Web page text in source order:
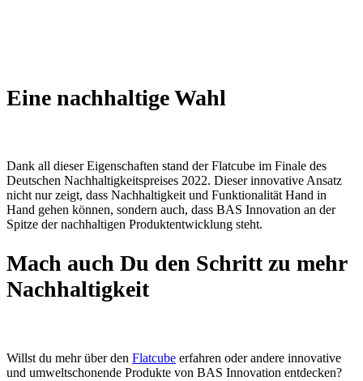
Eine nachhaltige Wahl
Dank all dieser Eigenschaften stand der Flatcube im Finale des
Deutschen Nachhaltigkeitspreises 2022. Dieser innovative Ansatz
nicht nur zeigt, dass Nachhaltigkeit und Funktionalität Hand in
Hand gehen können, sondern auch, dass BAS Innovation an der
Spitze der nachhaltigen Produktentwicklung steht.
Mach auch Du den Schritt zu mehr
Nachhaltigkeit
Willst du mehr über den Flatcube erfahren oder andere innovative
und umweltschonende Produkte von BAS Innovation entdecken?